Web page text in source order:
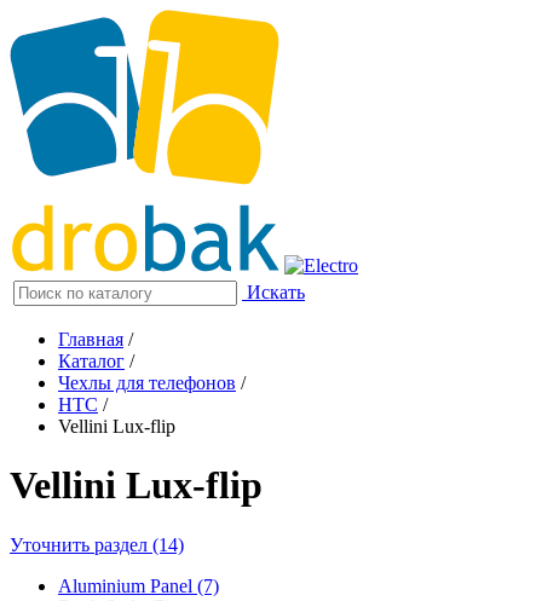
Искать
Главная /
Каталог /
Чехлы для телефонов /
HTC /
Vellini Lux-flip
Vellini Lux-flip
Уточнить раздел (14)
Aluminium Panel (7)